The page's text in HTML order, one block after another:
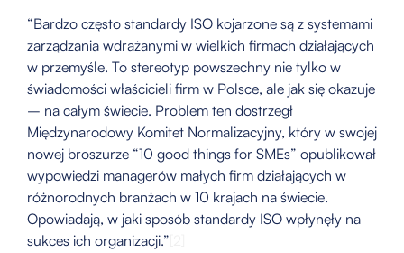
“Bardzo często standardy ISO kojarzone są z systemami
zarządzania wdrażanymi w wielkich firmach działających
w przemyśle. To stereotyp powszechny nie tylko w
świadomości właścicieli firm w Polsce, ale jak się okazuje
– na całym świecie. Problem ten dostrzegł
Międzynarodowy Komitet Normalizacyjny, który w swojej
nowej broszurze “10 good things for SMEs” opublikował
wypowiedzi managerów małych firm działających w
różnorodnych branżach w 10 krajach na świecie.
Opowiadają, w jaki sposób standardy ISO wpłynęły na
sukces ich organizacji.”